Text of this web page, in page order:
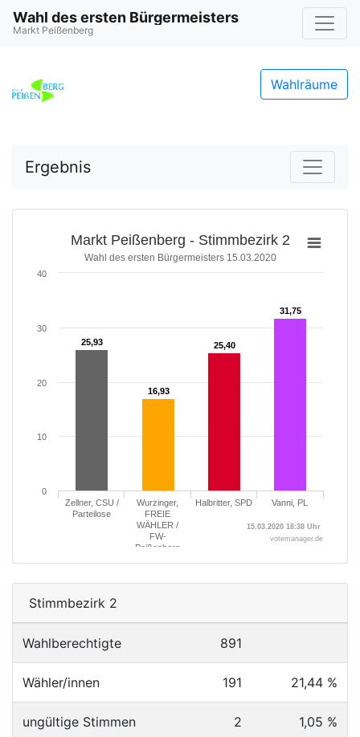
Wahl des ersten Bürgermeisters
Markt Peißenberg
Wahlräume
Ergebnis
Markt Peißenberg - Stimmbezirk 2
Wahl des ersten Bürgermeisters 15.03.2020
25,93
25,93
16,93
16,93
25,40
25,40
31,75
31,75
Zellner, CSU /
Parteilose
Wurzinger,
FREIE
WÄHLER /
FW-
Peißenberg
Halbritter, SPD Vanni, PL
0
10
20
30
40
15.03.2020 18:38 Uhr
votemanager.de
Stimmbezirk 2
Wahlberechtigte 891
Wähler/innen 191 21,44 %
ungültige Stimmen 2 1,05 %